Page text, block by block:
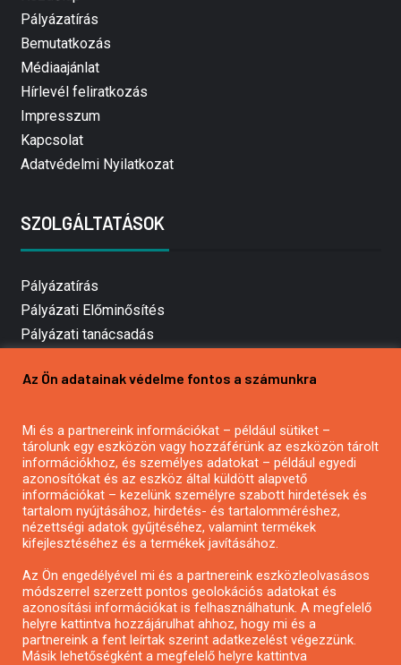
Pályázatírás
Bemutatkozás
Médiaajánlat
Hírlevél feliratkozás
Impresszum
Kapcsolat
Adatvédelmi Nyilatkozat
SZOLGÁLTATÁSOK
Pályázatírás
Pályázati Előminősítés
Pályázati tanácsadás
Mezőgazdasági pályázatírás
Pályázatírás civil szervezeteknek
Pályázatírás önkormányzatoknak
Pályázatfigyelés
Specifikus pályázatfigyelés vagy hírlevél
Pályázatok magánszemélyeknek
Pályázatok civil szervezeteknek
Az Ön adatainak védelme fontos a számunkra
Mi és a partnereink információkat – például sütiket –
tárolunk egy eszközön vagy hozzáférünk az eszközön tárolt
információkhoz, és személyes adatokat – például egyedi
azonosítókat és az eszköz által küldött alapvető
információkat – kezelünk személyre szabott hirdetések és
tartalom nyújtásához, hirdetés- és tartalomméréshez,
nézettségi adatok gyűjtéséhez, valamint termékek
kifejlesztéséhez és a termékek javításához.
Az Ön engedélyével mi és a partnereink eszközleolvasásos
módszerrel szerzett pontos geolokációs adatokat és
azonosítási információkat is felhasználhatunk. A megfelelő
helyre kattintva hozzájárulhat ahhoz, hogy mi és a
partnereink a fent leírtak szerint adatkezelést végezzünk.
Másik lehetőségként a megfelelő helyre kattintva